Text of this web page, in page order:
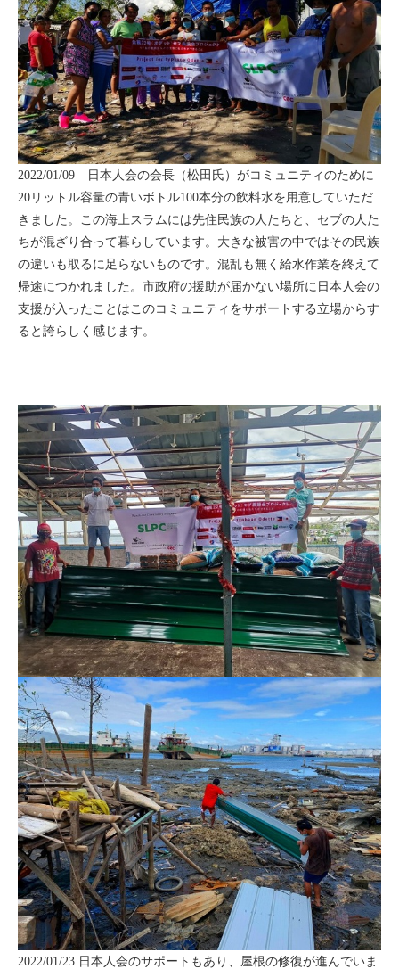
2022/01/09 日本人会の会長（松田氏）がコミュニティのために
20リットル容量の青いボトル100本分の飲料水を用意していただ
きました。この海上スラムには先住民族の人たちと、セブの人た
ちが混ざり合って暮らしています。大きな被害の中ではその民族
の違いも取るに足らないものです。混乱も無く給水作業を終えて
帰途につかれました。市政府の援助が届かない場所に日本人会の
支援が入ったことはこのコミュニティをサポートする立場からす
ると誇らしく感じます。
2022/01/23 日本人会のサポートもあり、屋根の修復が進んでいま